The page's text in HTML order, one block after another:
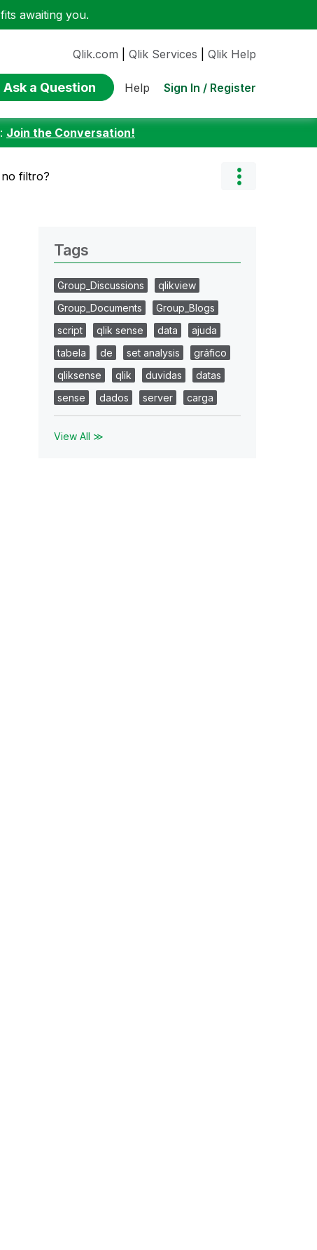
awaiting you.
Qlik.com Qlik Services Qlik Help
Ask a Question Help Sign In / Register
Join the Conversation!
filtro?
Tags
Group_Discussions
qlikview
Group_Documents
Group_Blogs
script
qlik sense data
ajuda
tabela
de set analysis
gráfico
qliksense
qlik duvidas
datas
sense
dados server carga
View All ≫